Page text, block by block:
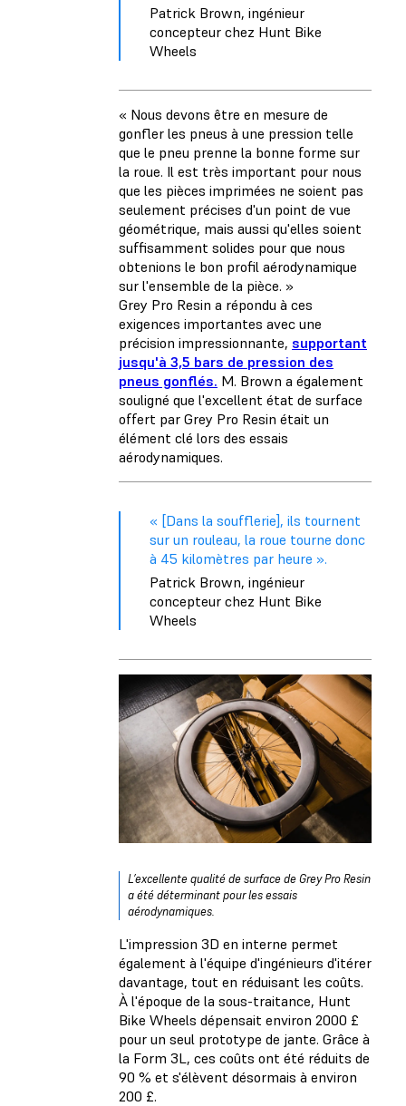
Patrick Brown, ingénieur
concepteur chez Hunt Bike
Wheels
« Nous devons être en mesure de
gonfler les pneus à une pression telle
que le pneu prenne la bonne forme sur
la roue. Il est très important pour nous
que les pièces imprimées ne soient pas
seulement précises d'un point de vue
géométrique, mais aussi qu'elles soient
suffisamment solides pour que nous
obtenions le bon profil aérodynamique
sur l'ensemble de la pièce. »
Grey Pro Resin a répondu à ces
exigences importantes avec une
précision impressionnante, supportant
jusqu'à 3,5 bars de pression des
pneus gonflés. M. Brown a également
souligné que l'excellent état de surface
offert par Grey Pro Resin était un
élément clé lors des essais
aérodynamiques.
« [Dans la soufflerie], ils tournent
sur un rouleau, la roue tourne donc
à 45 kilomètres par heure ».
Patrick Brown, ingénieur
concepteur chez Hunt Bike
Wheels
L’excellente qualité de surface de Grey Pro Resin
a été déterminant pour les essais
aérodynamiques.
L'impression 3D en interne permet
également à l'équipe d'ingénieurs d'itérer
davantage, tout en réduisant les coûts.
À l'époque de la sous-traitance, Hunt
Bike Wheels dépensait environ 2000 £
pour un seul prototype de jante. Grâce à
la Form 3L, ces coûts ont été réduits de
90 % et s'élèvent désormais à environ
200 £.